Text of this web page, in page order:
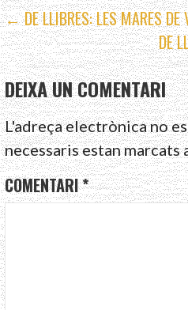
NAVEGACIÓ
D'ENTRADES
← DE LLIBRES: LES MARES DE
DE
DEIXA UN COMENTARI
L'adreça electrònica no
necessaris estan marcats
COMENTARI*